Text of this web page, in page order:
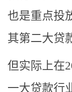
也是重点投
其第二大贷
但实际上在
一大贷款行